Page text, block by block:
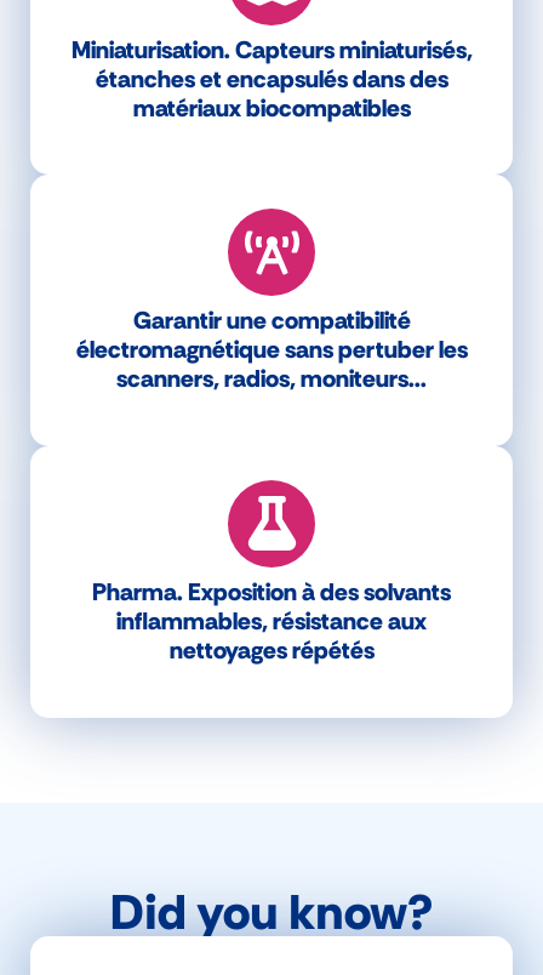
Miniaturisation. Capteurs miniaturisés,
étanches et encapsulés dans des
matériaux biocompatibles
Garantir une compatibilité
électromagnétique sans pertuber les
scanners, radios, moniteurs...
Pharma. Exposition à des solvants
inflammables, résistance aux
nettoyages répétés
Did you know?